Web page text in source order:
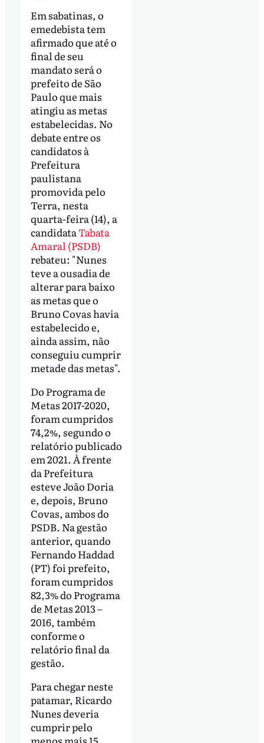
Em sabatinas, o
emedebista tem
afirmado que até o
final de seu
mandato será o
prefeito de São
Paulo que mais
atingiu as metas
estabelecidas. No
debate entre os
candidatos à
Prefeitura
paulistana
promovida pelo
Terra, nesta
quarta-feira (14), a
candidataTabata
Amaral (PSDB)
rebateu: "Nunes
teve a ousadia de
alterar para baixo
as metas que o
Bruno Covas havia
estabelecido e,
ainda assim, não
conseguiu cumprir
metade das metas".
Do Programa de
Metas 2017-2020,
foram cumpridos
74,2%, segundo o
relatório publicado
em 2021. À frente
da Prefeitura
esteve João Doria
e, depois, Bruno
Covas, ambos do
PSDB. Na gestão
anterior, quando
Fernando Haddad
(PT) foi prefeito,
foram cumpridos
82,3% do Programa
de Metas 2013 –
2016, também
conforme o
relatório final da
gestão.
Para chegar neste
patamar, Ricardo
Nunes deveria
cumprir pelo